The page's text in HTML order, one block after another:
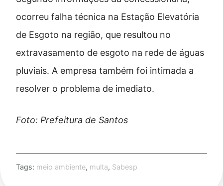
ocorreu falha técnica na Estação Elevatória
de Esgoto na região, que resultou no
extravasamento de esgoto na rede de águas
pluviais. A empresa também foi intimada a
resolver o problema de imediato.
Foto: Prefeitura de Santos
Tags: meio ambiente, multa, Sabesp